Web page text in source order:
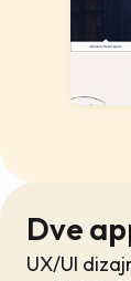
Dve
UX/UI